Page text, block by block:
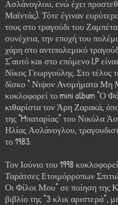
Ασλάνογλου, ενώ έχει
Μαϊντάς). Τότε έγιναν
τους στο τραγούδι του
συνέχεια, την εποχή του
χάρη στο αντιπολεμικό
Σ’αυτό και στο επόμενο LP
Νίκος Γεωργούλης. Στο τέλος
δίσκο “ Νιψον Ανομήματα Μη
κυκλοφορεί το mini album “Ο
κιθαρίστα τον Άρη Ζαρακά,
της “Mπαταρίας” του Νικόλα
Ηλίας Ασλάνογλου,
το 1983.
Τον Ιούνιο του 1998
Ταράτσες Ετοιμόρροπων
Οι Φίλοι Μου” σε ποίηση της
βιβλίο της ”3 κλικ αριστερά”,